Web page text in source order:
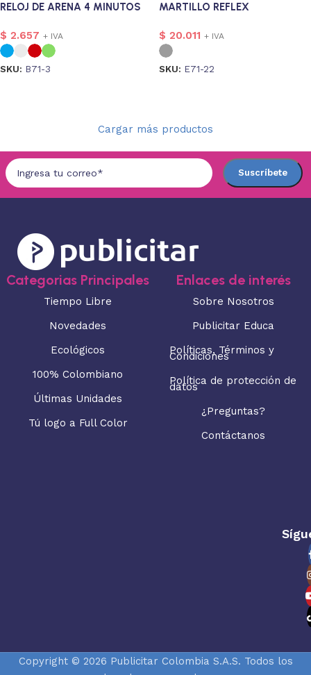
RELOJ DE ARENA 4 MINUTOS
$ 2.657 + IVA
SKU: B71-3
MARTILLO REFLEX
$ 20.011 + IVA
SKU: E71-22
Cargar más productos
Categorias Principales
Tiempo Libre
Novedades
Ecológicos
100% Colombiano
Últimas Unidades
Tú logo a Full Color
Enlaces de interés
Sobre Nosotros
Publicitar Educa
Políticas, Términos y
Condiciones
Política de protección de
datos
¿Preguntas?
Contáctanos
Copyright © 2026 Publicitar Colombia S.A.S. Todos los